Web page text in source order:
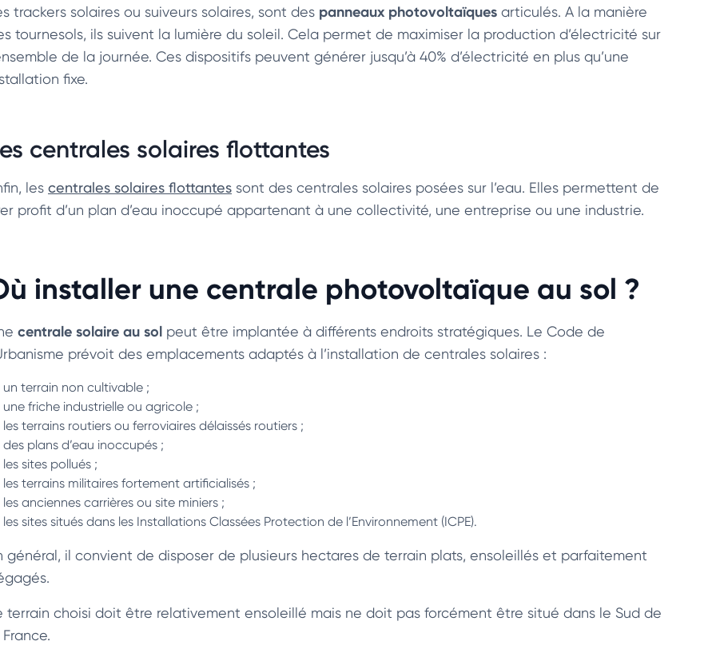
trackers solaires ou suiveurs solaires, sont des panneaux photovoltaïques articulés. A la manière
tournesols, ils suivent la lumière du soleil. Cela permet de maximiser la production d’électricité sur
de la journée. Ces dispositifs peuvent générer jusqu’à 40% d’électricité en plus qu’une
fixe.
centrales solaires flottantes
les centrales solaires flottantes sont des centrales solaires posées sur l’eau. Elles permettent de
profit d’un plan d’eau inoccupé appartenant à une collectivité, une entreprise ou une industrie.
installer une centrale photovoltaïque au sol ?
centrale solaire au sol peut être implantée à différents endroits stratégiques. Le Code de
prévoit des emplacements adaptés à l’installation de centrales solaires :
un terrain non cultivable ;
une friche industrielle ou agricole ;
les terrains routiers ou ferroviaires délaissés routiers ;
des plans d’eau inoccupés ;
les sites pollués ;
les terrains militaires fortement artificialisés ;
les anciennes carrières ou site miniers ;
les sites situés dans les Installations Classées Protection de l’Environnement (ICPE).
général, il convient de disposer de plusieurs hectares de terrain plats, ensoleillés et parfaitement
terrain choisi doit être relativement ensoleillé mais ne doit pas forcément être situé dans le Sud de